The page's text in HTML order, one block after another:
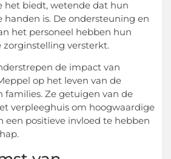
het biedt, wetende dat hun
handen is. De ondersteuning en
het personeel hebben hun
versterkt.
de impact van
op het leven van de
families. Ze getuigen van de
verpleeghuis om hoogwaardige
een positieve invloed te hebben